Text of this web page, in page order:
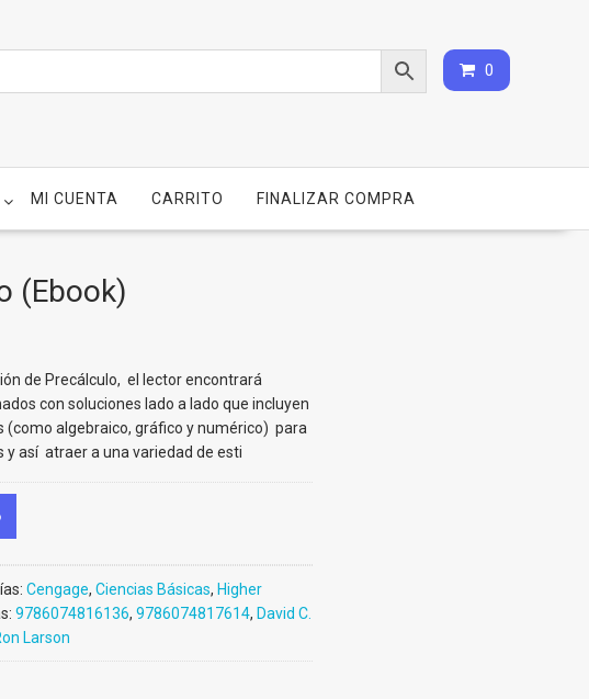
0
MI CUENTA CARRITO FINALIZAR COMPRA
(Ebook)
de Precálculo, el lector encontrará
con soluciones lado a lado que incluyen
(como algebraico, gráfico y numérico) para
y así atraer a una variedad de esti
Cengage, Ciencias Básicas, Higher
9786074816136, 9786074817614, David C.
Larson